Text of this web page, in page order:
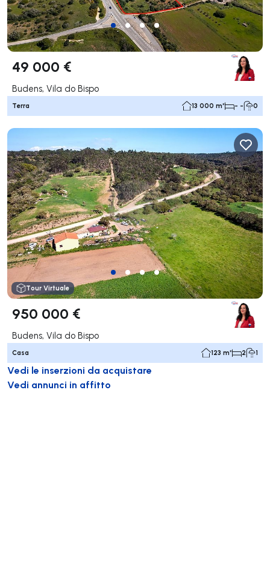
49 000 €
Budens, Vila do Bispo
Terra 13 000 m² - - 0
Tour Virtuale
950 000 €
Budens, Vila do Bispo
Casa 123 m² 2 1
Vedi le inserzioni da acquistare
Vedi annunci in affitto